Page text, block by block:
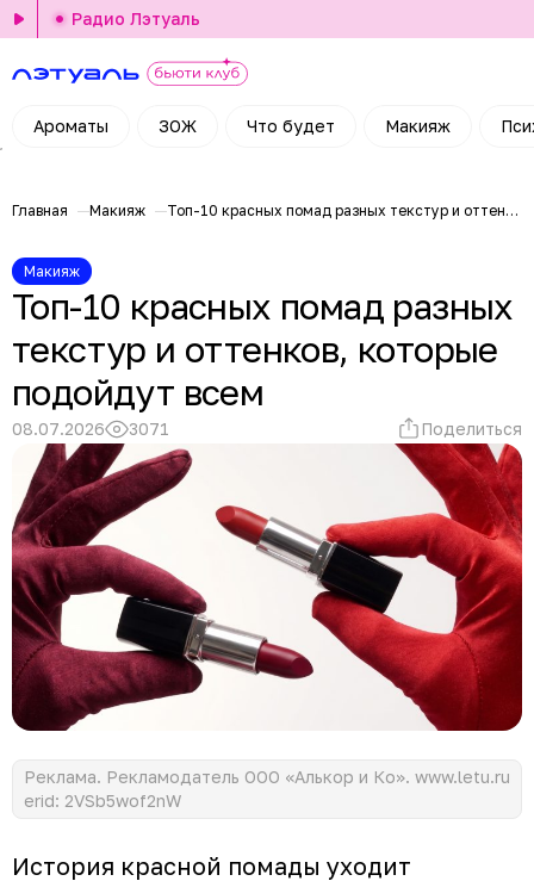
Ароматы ЗОЖ Что будет Макияж
Радио Лэтуаль
Главная Макияж Топ-10 красных помад разных текстур и оттенков, которые подойдут всем
Макияж
Топ-10 красных помад разных
текстур и оттенков, которые
подойдут всем
08.07.2026 3071 Поделиться
Реклама. Рекламодатель ООО «Алькор и Ко». www.letu.ru
erid: 2VSb5wof2nW
История красной помады уходит